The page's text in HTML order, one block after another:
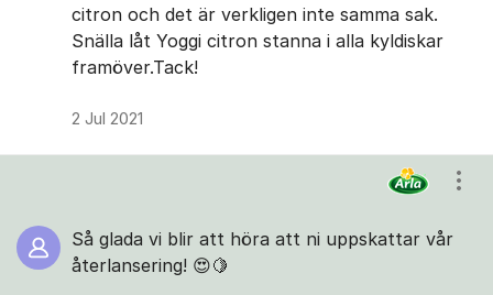
citron och det är verkligen inte samma sak.
Snälla låt Yoggi citron stanna i alla kyldiskar
framöver.Tack!
2 Jul 2021
Så glada vi blir att höra att ni uppskattar vår
återlansering! 😍🍋